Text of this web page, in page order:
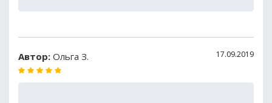
Автор: Ольга З. 17.09.2019